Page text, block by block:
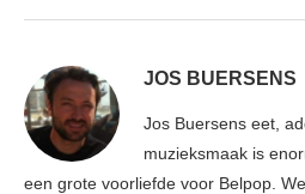
JOS BUERSENS
Jos Buersens eet,
muzieksmaak is
een grote voorliefde voor Belpop.